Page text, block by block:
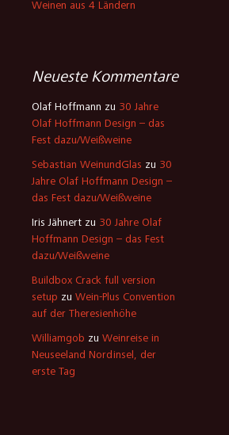
Weinen aus 4 Ländern
Neueste Kommentare
Olaf Hoffmann zu 30 Jahre
Olaf Hoffmann Design – das
Fest dazu/Weißweine
Sebastian WeinundGlas zu 30
Jahre Olaf Hoffmann Design –
das Fest dazu/Weißweine
Iris Jähnert zu 30 Jahre Olaf
Hoffmann Design – das Fest
dazu/Weißweine
Buildbox Crack full version
setup zu Wein-Plus Convention
auf der Theresienhöhe
Williamgob zu Weinreise in
Neuseeland Nordinsel, der
erste Tag